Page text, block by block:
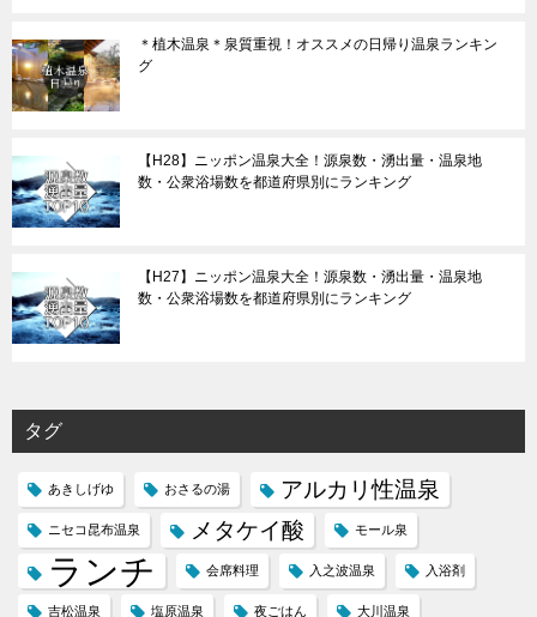
＊植木温泉＊泉質重視！オススメの日帰り温泉ランキン
グ
【H28】ニッポン温泉大全！源泉数・湧出量・温泉地
数・公衆浴場数を都道府県別にランキング
【H27】ニッポン温泉大全！源泉数・湧出量・温泉地
数・公衆浴場数を都道府県別にランキング
タグ
あきしげゆ おさるの湯 アルカリ性温泉
ニセコ昆布温泉 メタケイ酸 モール泉
ランチ 会席料理 入之波温泉 入浴剤
吉松温泉 塩原温泉 夜ごはん 大川温泉